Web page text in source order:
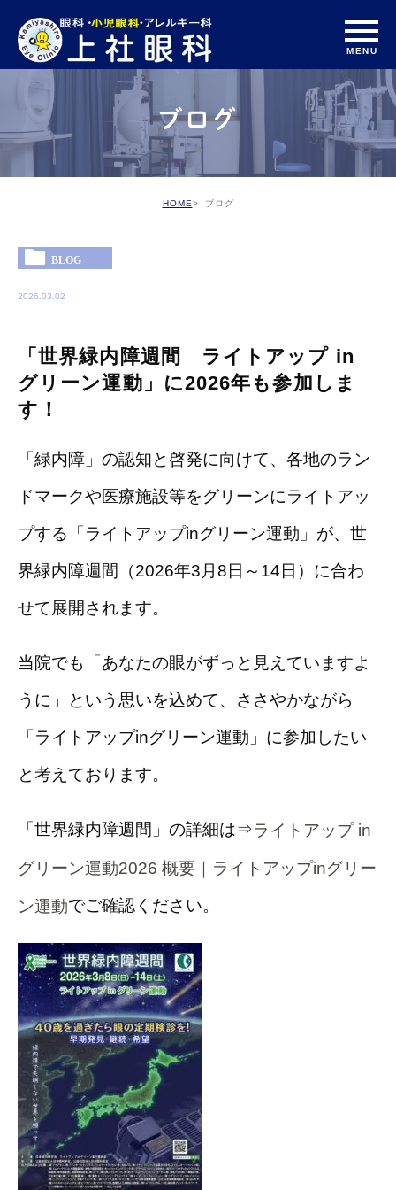
ブログ
HOME ブログ
BLOG
2026.03.02
「世界緑内障週間 ライトアップ in
グリーン運動」に2026年も参加しま
す！
「緑内障」の認知と啓発に向けて、各地のラン
ドマークや医療施設等をグリーンにライトアッ
プする「ライトアップinグリーン運動」が、世
界緑内障週間（2026年3月8日～14日）に合わ
せて展開されます。
当院でも「あなたの眼がずっと見えていますよ
うに」という思いを込めて、ささやかながら
「ライトアップinグリーン運動」に参加したい
と考えております。
「世界緑内障週間」の詳細は⇒ライトアップ in
グリーン運動2026 概要｜ライトアップinグリー
ン運動でご確認ください。